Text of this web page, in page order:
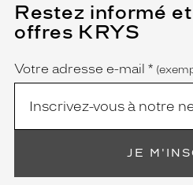
Restez informé
offres KRYS
Name
Votre adresse e-mail *
(Ce
champ
est
obligatoire)
JE